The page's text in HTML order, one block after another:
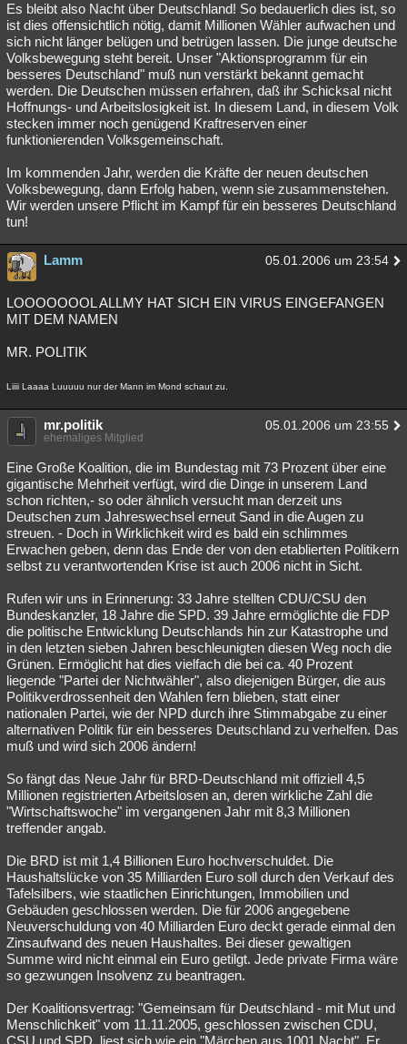
Es bleibt also Nacht über Deutschland! So bedauerlich dies ist, so
ist dies offensichtlich nötig, damit Millionen Wähler aufwachen und
sich nicht länger belügen und betrügen lassen. Die junge deutsche
Volksbewegung steht bereit. Unser "Aktionsprogramm für ein
besseres Deutschland" muß nun verstärkt bekannt gemacht
werden. Die Deutschen müssen erfahren, daß ihr Schicksal nicht
Hoffnungs- und Arbeitslosigkeit ist. In diesem Land, in diesem Volk
stecken immer noch genügend Kraftreserven einer
funktionierenden Volksgemeinschaft.
Im kommenden Jahr, werden die Kräfte der neuen deutschen
Volksbewegung, dann Erfolg haben, wenn sie zusammenstehen.
Wir werden unsere Pflicht im Kampf für ein besseres Deutschland
tun!
Lamm 05.01.2006 um 23:54
LOOOOOOOL ALLMY HAT SICH EIN VIRUS EINGEFANGEN
MIT DEM NAMEN
MR. POLITIK
Liiii Laaaa Luuuuu nur der Mann im Mond schaut zu.
mr.politik 05.01.2006 um 23:55
ehemaliges Mitglied
Eine Große Koalition, die im Bundestag mit 73 Prozent über eine
gigantische Mehrheit verfügt, wird die Dinge in unserem Land
schon richten,- so oder ähnlich versucht man derzeit uns
Deutschen zum Jahreswechsel erneut Sand in die Augen zu
streuen. - Doch in Wirklichkeit wird es bald ein schlimmes
Erwachen geben, denn das Ende der von den etablierten Politikern
selbst zu verantwortenden Krise ist auch 2006 nicht in Sicht.
Rufen wir uns in Erinnerung: 33 Jahre stellten CDU/CSU den
Bundeskanzler, 18 Jahre die SPD. 39 Jahre ermöglichte die FDP
die politische Entwicklung Deutschlands hin zur Katastrophe und
in den letzten sieben Jahren beschleunigten diesen Weg noch die
Grünen. Ermöglicht hat dies vielfach die bei ca. 40 Prozent
liegende "Partei der Nichtwähler", also diejenigen Bürger, die aus
Politikverdrossenheit den Wahlen fern blieben, statt einer
nationalen Partei, wie der NPD durch ihre Stimmabgabe zu einer
alternativen Politik für ein besseres Deutschland zu verhelfen. Das
muß und wird sich 2006 ändern!
So fängt das Neue Jahr für BRD-Deutschland mit offiziell 4,5
Millionen registrierten Arbeitslosen an, deren wirkliche Zahl die
"Wirtschaftswoche" im vergangenen Jahr mit 8,3 Millionen
treffender angab.
Die BRD ist mit 1,4 Billionen Euro hochverschuldet. Die
Haushaltslücke von 35 Milliarden Euro soll durch den Verkauf des
Tafelsilbers, wie staatlichen Einrichtungen, Immobilien und
Gebäuden geschlossen werden. Die für 2006 angegebene
Neuverschuldung von 40 Milliarden Euro deckt gerade einmal den
Zinsaufwand des neuen Haushaltes. Bei dieser gewaltigen
Summe wird nicht einmal ein Euro getilgt. Jede private Firma wäre
so gezwungen Insolvenz zu beantragen.
Der Koalitionsvertrag: "Gemeinsam für Deutschland - mit Mut und
Menschlichkeit" vom 11.11.2005, geschlossen zwischen CDU,
CSU und SPD, liest sich wie ein "Märchen aus 1001 Nacht". Er